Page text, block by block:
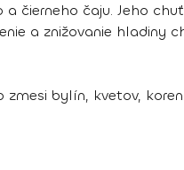
čierneho čaju. Jeho
a znižovanie hladiny
bylín, kvetov,